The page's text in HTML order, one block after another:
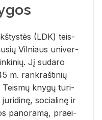
(LDK) teis­
Vil­niaus uni­ver­
Jį su­da­ro
m. rank­raš­ti­nių
Teis­mų kny­gų tu­ri­
so­cia­li­nę ir
pa­no­ra­mą, pra­ei­